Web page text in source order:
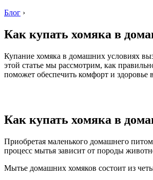
Блог ›
Как купать хомяка в
Купание хомяка в домашних условиях
этой статье мы рассмотрим, как
поможет обеспечить комфорт и
Как купать хомяка в
Приобретая маленького домашнего
процесс мытья зависит от породы
Мытье домашних хомяков состоит из